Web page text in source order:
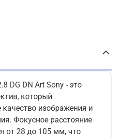
DG DN Art Sony - это
который
изображения и
от 28 до 105 мм, что